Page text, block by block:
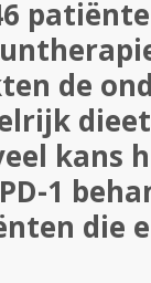
de
kans
1
die